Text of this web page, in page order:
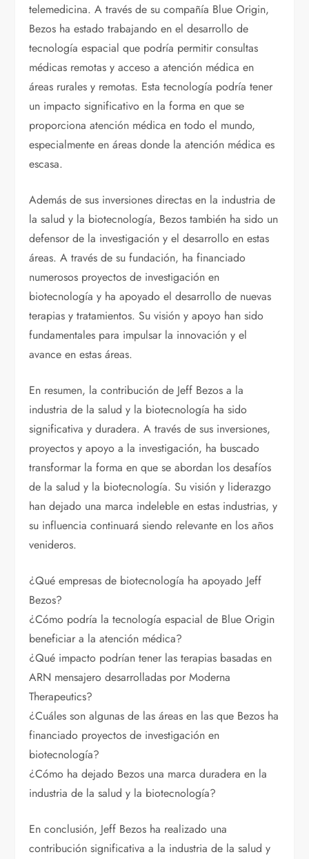
telemedicina. A través de su compañía Blue Origin,
Bezos ha estado trabajando en el desarrollo de
tecnología espacial que podría permitir consultas
médicas remotas y acceso a atención médica en
áreas rurales y remotas. Esta tecnología podría tener
un impacto significativo en la forma en que se
proporciona atención médica en todo el mundo,
especialmente en áreas donde la atención médica es
escasa.
Además de sus inversiones directas en la industria de
la salud y la biotecnología, Bezos también ha sido un
defensor de la investigación y el desarrollo en estas
áreas. A través de su fundación, ha financiado
numerosos proyectos de investigación en
biotecnología y ha apoyado el desarrollo de nuevas
terapias y tratamientos. Su visión y apoyo han sido
fundamentales para impulsar la innovación y el
avance en estas áreas.
En resumen, la contribución de Jeff Bezos a la
industria de la salud y la biotecnología ha sido
significativa y duradera. A través de sus inversiones,
proyectos y apoyo a la investigación, ha buscado
transformar la forma en que se abordan los desafíos
de la salud y la biotecnología. Su visión y liderazgo
han dejado una marca indeleble en estas industrias, y
su influencia continuará siendo relevante en los años
venideros.
¿Qué empresas de biotecnología ha apoyado Jeff
Bezos?
¿Cómo podría la tecnología espacial de Blue Origin
beneficiar a la atención médica?
¿Qué impacto podrían tener las terapias basadas en
ARN mensajero desarrolladas por Moderna
Therapeutics?
¿Cuáles son algunas de las áreas en las que Bezos ha
financiado proyectos de investigación en
biotecnología?
¿Cómo ha dejado Bezos una marca duradera en la
industria de la salud y la biotecnología?
En conclusión, Jeff Bezos ha realizado una
contribución significativa a la industria de la salud y